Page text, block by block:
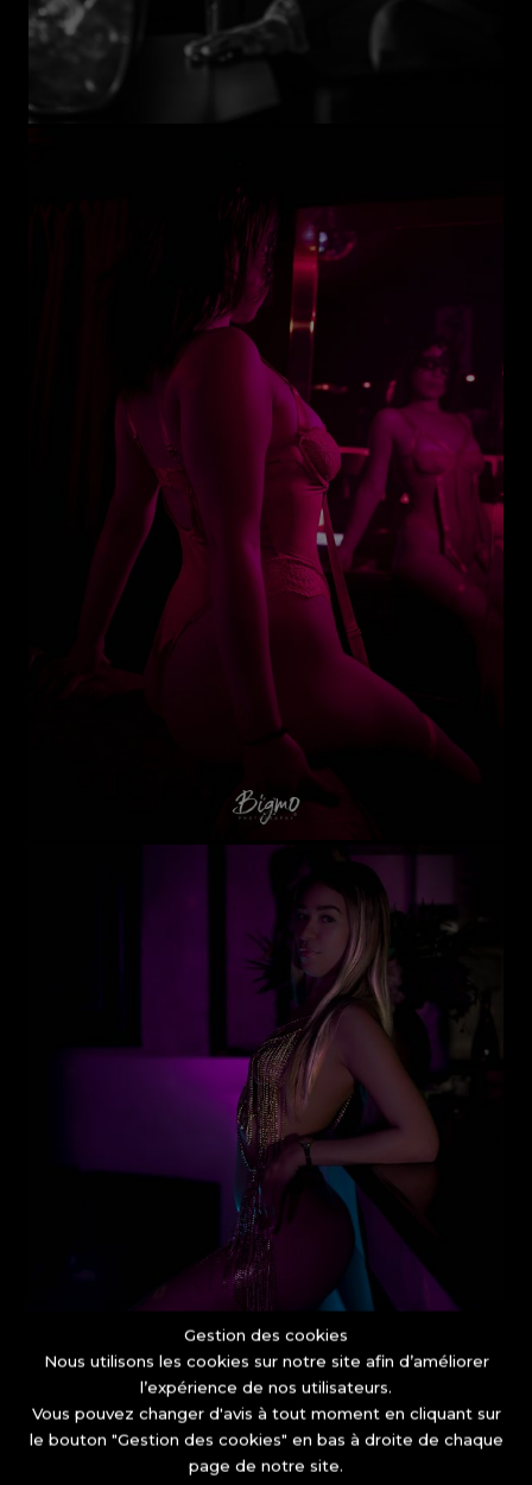
Gestion des cookies
Nous utilisons les cookies sur notre site afin d’améliorer
l’expérience de nos utilisateurs.
Vous pouvez changer d'avis à tout moment en cliquant sur
le bouton "Gestion des cookies" en bas à droite de chaque
page de notre site.